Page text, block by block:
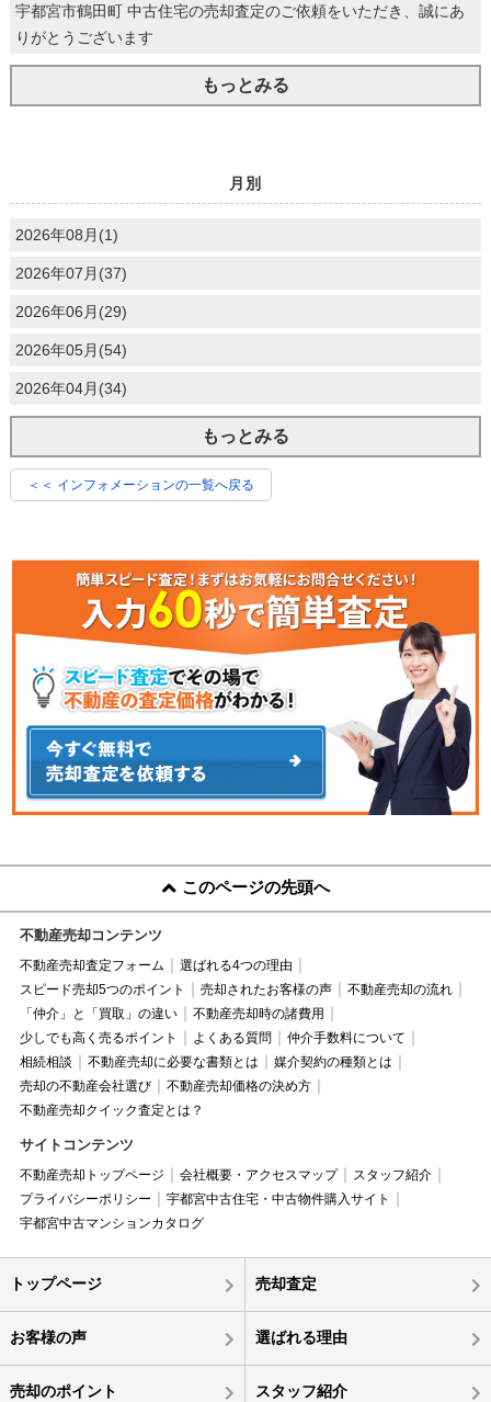
宇都宮市鶴田町 中古住宅の売却査定のご依頼をいただき、誠にあ
りがとうございます
もっとみる
月別
2026年08月(1)
2026年07月(37)
2026年06月(29)
2026年05月(54)
2026年04月(34)
もっとみる
＜＜ インフォメーションの一覧へ戻る
このページの先頭へ
不動産売却コンテンツ
不動産売却査定フォーム
選ばれる4つの理由
スピード売却5つのポイント
売却されたお客様の声
不動産売却の流れ
「仲介」と「買取」の違い
不動産売却時の諸費用
少しでも高く売るポイント
よくある質問
仲介手数料について
相続相談
不動産売却に必要な書類とは
媒介契約の種類とは
売却の不動産会社選び
不動産売却価格の決め方
不動産売却クイック査定とは？
サイトコンテンツ
不動産売却トップページ 会社概要・アクセスマップ
スタッフ紹介
プライバシーポリシー
宇都宮中古住宅・中古物件購入サイト
宇都宮中古マンションカタログ
トップページ 売却査定
お客様の声 選ばれる理由
売却のポイント スタッフ紹介